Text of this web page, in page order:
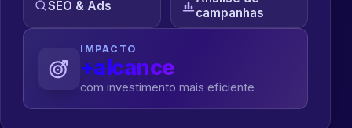
SEO & Ads
campanhas
IMPACTO
+alcance
com investimento mais eficiente